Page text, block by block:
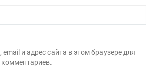
и адрес сайта в этом браузере для